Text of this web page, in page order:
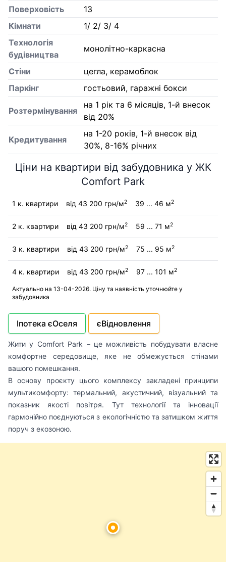
Поверховість
13
Кiмнати
1/ 2/ 3/ 4
Технологія
будівництва
монолітно-каркасна
Стіни
цегла, керамоблок
Паркінг
гостьовий, гаражні бокси
Розтермінування
на 1 рік та 6 місяців, 1-й внесок
від 20%
Кредитування
на 1-20 років, 1-й внесок від
30%, 8-16% річних
Ціни на квартири від забудовника у ЖК
Comfort Park
1 к. квартири від 43 200 грн/м2 39 ... 46 м2
2 к. квартири від 43 200 грн/м2 59 ... 71 м2
3 к. квартири від 43 200 грн/м2 75 ... 95 м2
4 к. квартири від 43 200 грн/м2 97 ... 101 м2
Актуально на 13-04-2026. Ціну та наявність уточнюйте у
забудовника
Іпотека єОселя єВідновлення
Жити у Comfort Park – це можливість побудувати власне
комфортне середовище, яке не обмежується стінами
вашого помешкання.
В основу проєкту цього комплексу закладені принципи
мультикомфорту: термальний, акустичний, візуальний та
показник якості повітря. Тут технології та інновації
гармонійно поєднуються з екологічністю та затишком життя
поруч з екозоною.